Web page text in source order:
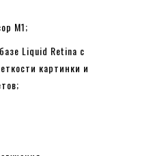
М1;
Liquid Retina с
картинки и